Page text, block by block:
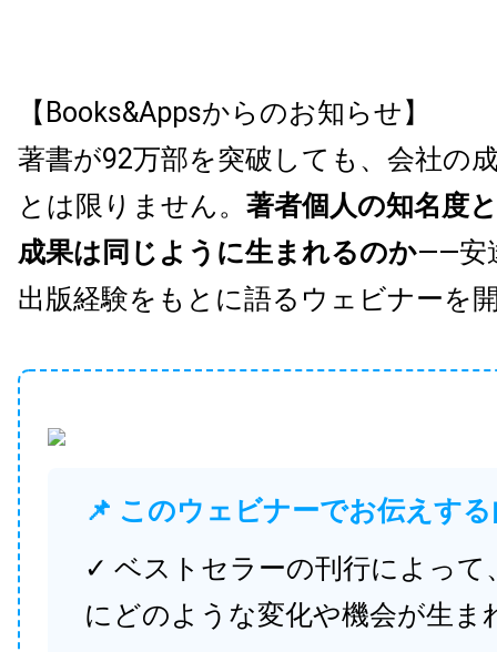
【Books&Appsからのお知らせ】
著書が92万部を突破しても、会社の
とは限りません。 著者個人の知名度
成果は同じように生まれるのか——安
出版経験をもとに語るウェビナーを
📌 このウェビナーでお伝えす
✓ ベストセラーの刊行によって
にどのような変化や機会が生ま